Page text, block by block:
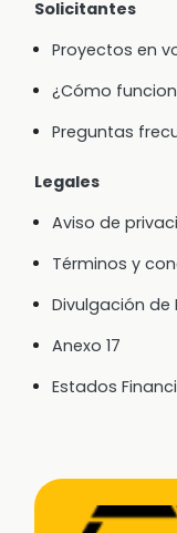
Solicitantes
Proyectos en
¿Cómo
Preguntas
Legales
Aviso de
Términos y
Divulgación de
Anexo 17
Estados